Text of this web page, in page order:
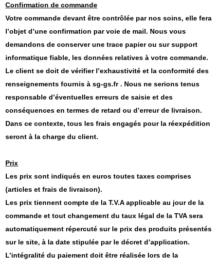
Confirmation de commande
Votre commande devant être contrôlée par nos soins, elle fera
l’objet d’une confirmation par voie de mail. Nous vous
demandons de conserver une trace papier ou sur support
informatique fiable, les données relatives à votre commande.
Le client se doit de vérifier l’exhaustivité et la conformité des
renseignements fournis à sg-gs.fr . Nous ne serions tenus
responsable d’éventuelles erreurs de saisie et des
conséquences en termes de retard ou d’erreur de livraison.
Dans ce contexte, tous les frais engagés pour la réexpédition
seront à la charge du client.
Prix
Les prix sont indiqués en euros toutes taxes comprises
(articles et frais de livraison).
Les prix tiennent compte de la T.V.A applicable au jour de la
commande et tout changement du taux légal de la TVA sera
automatiquement répercuté sur le prix des produits présentés
sur le site, à la date stipulée par le décret d’application.
L’intégralité du paiement doit être réalisée lors de la